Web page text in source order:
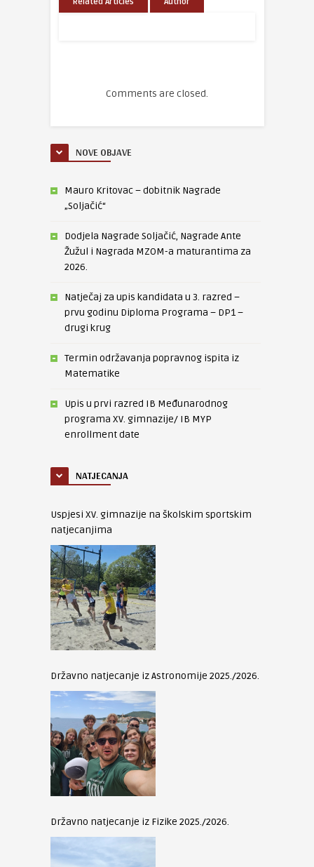
Comments are closed.
NOVE OBJAVE
Mauro Kritovac – dobitnik Nagrade
„Soljačić“
Dodjela Nagrade Soljačić, Nagrade Ante
Žužul i Nagrada MZOM-a maturantima za
2026.
Natječaj za upis kandidata u 3. razred –
prvu godinu Diploma Programa – DP1 –
drugi krug
Termin održavanja popravnog ispita iz
Matematike
Upis u prvi razred IB Međunarodnog
programa XV. gimnazije/ IB MYP
enrollment date
NATJECANJA
Uspjesi XV. gimnazije na školskim sportskim
natjecanjima
Državno natjecanje iz Astronomije 2025./2026.
Državno natjecanje iz Fizike 2025./2026.